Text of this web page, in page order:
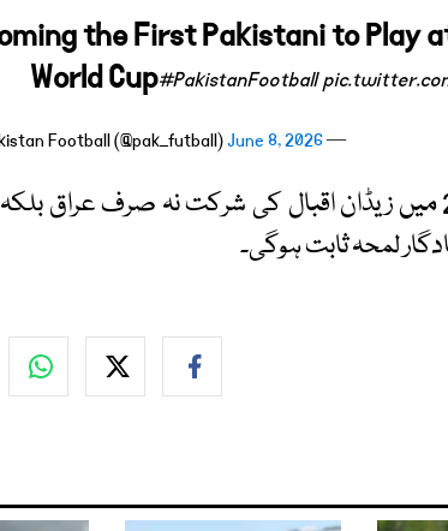
the First Pakistani to Play
World Cup#PakistanFootball
— Daily Pakistan Football (@pak_futball)
June 8, 2026
ورلڈکپ 2026 میں زیڈان اقبال کی شرکت نہ صرف عراق
لمحہ ثابت ہوگی۔